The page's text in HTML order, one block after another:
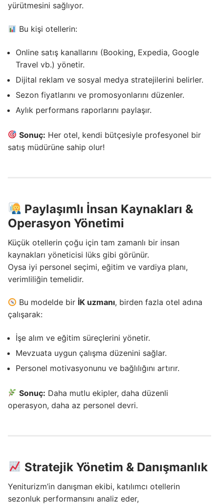
yürütmesini sağlıyor.
Bu kişi otellerin:
Online satış kanallarını (Booking, Expedia, Google
Travel vb.) yönetir.
Dijital reklam ve sosyal medya stratejilerini belirler.
Sezon fiyatlarını ve promosyonlarını düzenler.
Aylık performans raporlarını paylaşır.
Sonuç: Her otel, kendi bütçesiyle profesyonel bir
satış müdürüne sahip olur!
Paylaşımlı İnsan Kaynakları &
Operasyon Yönetimi
Küçük otellerin çoğu için tam zamanlı bir insan
kaynakları yöneticisi lüks gibi görünür.
Oysa iyi personel seçimi, eğitim ve vardiya planı,
verimliliğin temelidir.
Bu modelde bir İK uzmanı, birden fazla otel adına
çalışarak:
İşe alım ve eğitim süreçlerini yönetir.
Mevzuata uygun çalışma düzenini sağlar.
Personel motivasyonunu ve bağlılığını artırır.
Sonuç: Daha mutlu ekipler, daha düzenli
operasyon, daha az personel devri.
Stratejik Yönetim & Danışmanlık
Yeniturizm’in danışman ekibi, katılımcı otellerin
sezonluk performansını analiz eder,